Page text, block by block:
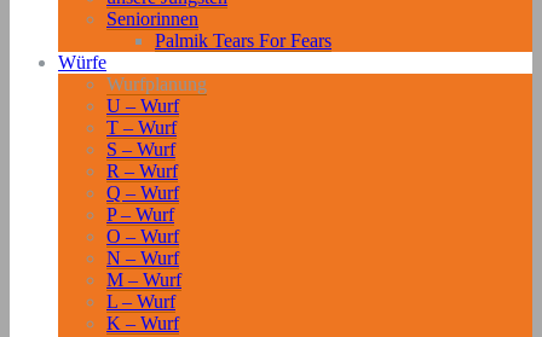
Seniorinnen
Palmik Tears For Fears
Würfe
Wurfplanung
U – Wurf
T – Wurf
S – Wurf
R – Wurf
Q – Wurf
P – Wurf
O – Wurf
N – Wurf
M – Wurf
L – Wurf
K – Wurf